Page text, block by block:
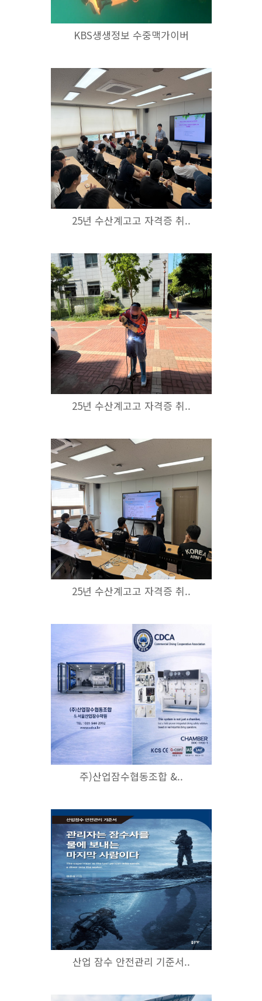
KBS생생정보 수중맥가이버
25년 수산계고고 자격증 취..
25년 수산계고고 자격증 취..
25년 수산계고고 자격증 취..
주)산업잠수협동조합 &..
산업 잠수 안전관리 기준서..